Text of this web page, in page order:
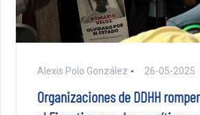
Alexis Polo González 26-05-2025
Organizaciones de DDHH